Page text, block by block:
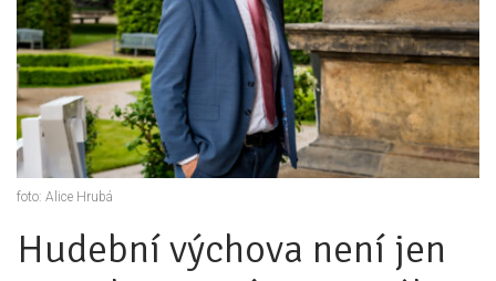
Audit vzdělávacího systému
Všechny analýzy
Pro média
Tiskové zprávy
Pro média
Pro zřizovatele
Hudební výchova není jen
foto: Alice Hrubá